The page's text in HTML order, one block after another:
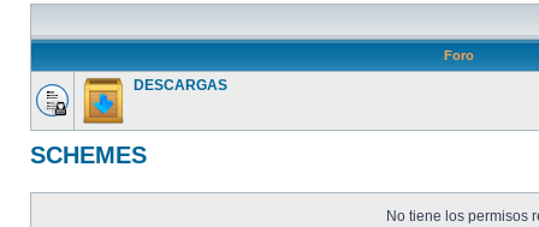
Foro
DESCARGAS
SCHEMES
No tiene los permisos